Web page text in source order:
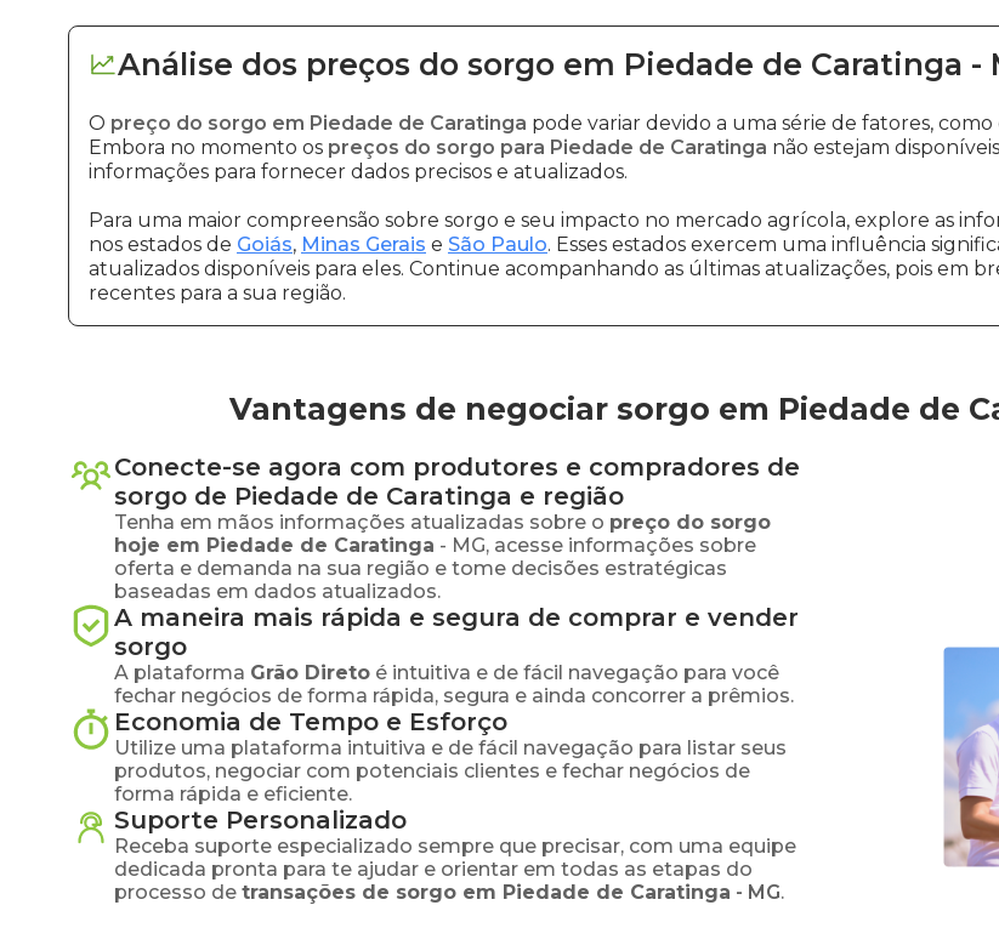
Análise dos preços do sorgo em Piedade de Caratinga -
O preço do sorgo em Piedade de Caratinga pode variar devido a uma série de fatores,
Embora no momento os preços do sorgo para Piedade de Caratinga não estejam
informações para fornecer dados precisos e atualizados.
Para uma maior compreensão sobre sorgo e seu impacto no mercado agrícola, explore as
nos estados de Goiás, Minas Gerais e São Paulo. Esses estados exercem uma influência
atualizados disponíveis para eles. Continue acompanhando as últimas atualizações, pois em
recentes para a sua região.
Vantagens de negociar sorgo em Piedade de
Conecte-se agora com produtores e compradores de
sorgo de Piedade de Caratinga e região
Tenha em mãos informações atualizadas sobre o preço do sorgo
hoje em Piedade de Caratinga - MG, acesse informações sobre
oferta e demanda na sua região e tome decisões estratégicas
baseadas em dados atualizados.
A maneira mais rápida e segura de comprar e vender
sorgo
A plataforma Grão Direto é intuitiva e de fácil navegação para você
fechar negócios de forma rápida, segura e ainda concorrer a prêmios.
Economia de Tempo e Esforço
Utilize uma plataforma intuitiva e de fácil navegação para listar seus
produtos, negociar com potenciais clientes e fechar negócios de
forma rápida e eficiente.
Suporte Personalizado
Receba suporte especializado sempre que precisar, com uma equipe
dedicada pronta para te ajudar e orientar em todas as etapas do
processo de transações de sorgo em Piedade de Caratinga - MG.